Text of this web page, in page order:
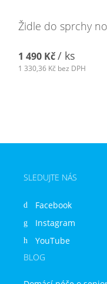
Židle do sprchy
1 490 Kč/ ks
1 330,36 Kč bez DPH
SLEDUJTE NÁS
Facebook
Instagram
YouTube
BLOG